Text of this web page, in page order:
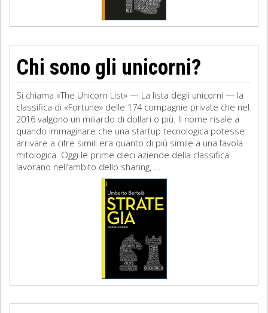
Chi sono gli unicorni?
Si chiama «The Unicorn List» — La lista degli unicorni — la
classifica di «Fortune» delle 174 compagnie private che nel
2016 valgono un miliardo di dollari o più. Il nome risale a
quando immaginare che una startup tecnologica potesse
arrivare a cifre simili era quanto di più simile a una favola
mitologica. Oggi le prime dieci aziende della classifica
lavorano nell’ambito dello sharing, ...